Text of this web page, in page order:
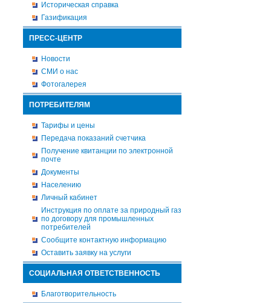
Историческая справка
Газификация
ПРЕСС-ЦЕНТР
Новости
СМИ о нас
Фотогалерея
ПОТРЕБИТЕЛЯМ
Тарифы и цены
Передача показаний счетчика
Получение квитанции по электронной
почте
Документы
Населению
Личный кабинет
Инструкция по оплате за природный газ
по договору для промышленных
потребителей
Сообщите контактную информацию
Оставить заявку на услуги
СОЦИАЛЬНАЯ ОТВЕТСТВЕННОСТЬ
Благотворительность